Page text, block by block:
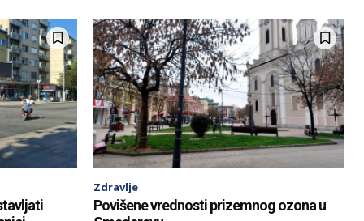
Zdravlje
Povišene vrednosti prizemnog ozona u